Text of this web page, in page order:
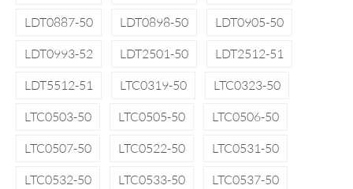
LDT0887-50
LDT0898-50
LDT0905-50
LDT0993-52
LDT2501-50
LDT2512-51
LDT5512-51
LTC0319-50
LTC0323-50
LTC0503-50
LTC0505-50
LTC0506-50
LTC0507-50
LTC0522-50
LTC0531-50
LTC0532-50
LTC0533-50
LTC0537-50